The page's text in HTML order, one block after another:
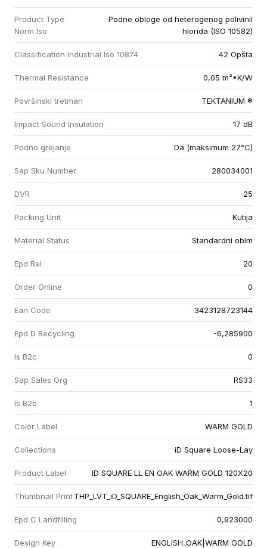
Product Type
Norm Iso
Podne obloge od heterogenog polivinil
hlorida (ISO 10582)
Classification Industrial Iso 10874 42 Opšta
Thermal Resistance 0,05 m²•K/W
Površinski tretman TEKTANIUM ®
Impact Sound Insulation 17 dB
Podno grejanje Da (maksimum 27°C)
Sap Sku Number 280034001
DVR 25
Packing Unit Kutija
Material Status Standardni obim
Epd Rsl 20
Order Online 0
Ean Code 3423128723144
Epd D Recycling -6,285900
Is B2c 0
Sap Sales Org RS33
Is B2b 1
Color Label WARM GOLD
Collections iD Square Loose-Lay
Product Label ID SQUARE LL EN OAK WARM GOLD 120X20
Thumbnail PrintTHP_LVT_iD_SQUARE_English_Oak_Warm_Gold.tif
Epd C Landfilling 0,923000
Design Key ENGLISH_OAK|WARM GOLD